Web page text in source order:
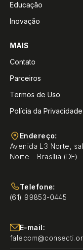
Educação
Inovação
MAIS
Contato
Parceiros
Termos de Uso
Polícia da Privacidade
Endereço:
Avenida L3 Norte,
Norte – Brasília (DF)
Telefone:
(61) 99853-0445
E-mail: